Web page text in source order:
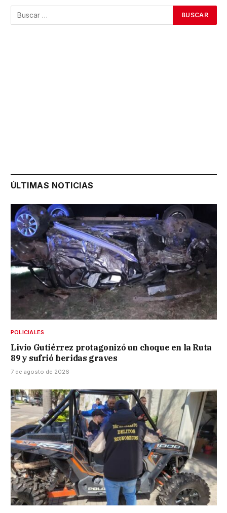
ÚLTIMAS NOTICIAS
POLICIALES
Livio Gutiérrez protagonizó un choque en la Ruta
89 y sufrió heridas graves
7 de agosto de 2026